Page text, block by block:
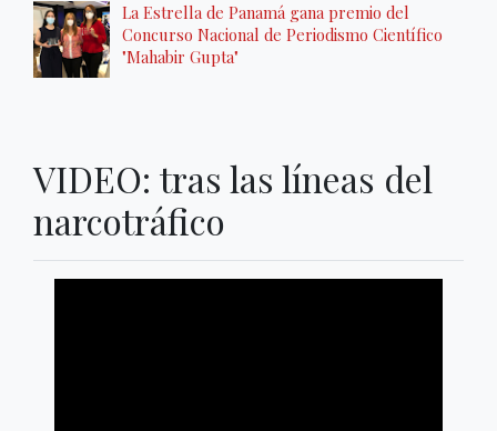
La Estrella de Panamá gana premio del
Concurso Nacional de Periodismo Científico
"Mahabir Gupta"
VIDEO: tras las líneas del
narcotráfico